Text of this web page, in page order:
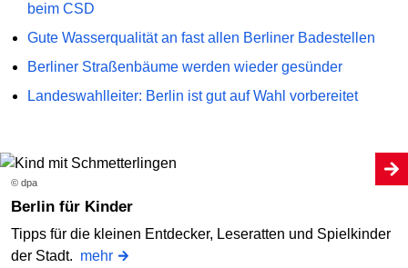
beim CSD
Gute Wasserqualität an fast allen Berliner Badestellen
Berliner Straßenbäume werden wieder gesünder
Landeswahlleiter: Berlin ist gut auf Wahl vorbereitet
© dpa
Berlin für Kinder
Tipps für die kleinen Entdecker, Leseratten und Spielkinder
der Stadt. mehr